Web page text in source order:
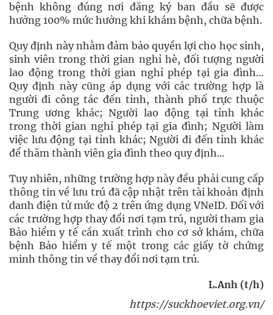
bệnh không đúng nơi đăng ký ban đầu sẽ được
hưởng 100% mức hưởng khi khám bệnh, chữa bệnh.
Quy định này nhằm đảm bảo quyền lợi cho học sinh,
sinh viên trong thời gian nghỉ hè, đối tượng người
lao động trong thời gian nghỉ phép tại gia đình…
Quy định này cũng áp dụng với các trường hợp là
người đi công tác đến tỉnh, thành phố trực thuộc
Trung ương khác; Người lao động tại tỉnh khác
trong thời gian nghỉ phép tại gia đình; Người làm
việc lưu động tại tỉnh khác; Người đi đến tỉnh khác
để thăm thành viên gia đình theo quy định...
Tuy nhiên, những trường hợp này đều phải cung cấp
thông tin về lưu trú đã cập nhật trên tài khoản định
danh điện tử mức độ 2 trên ứng dụng VNeID. Đối với
các trường hợp thay đổi nơi tạm trú, người tham gia
Bảo hiểm y tế cần xuất trình cho cơ sở khám, chữa
bệnh Bảo hiểm y tế một trong các giấy tờ chứng
minh thông tin về thay đổi nơi tạm trú.
L.Anh (t/h)
https://suckhoeviet.org.vn/